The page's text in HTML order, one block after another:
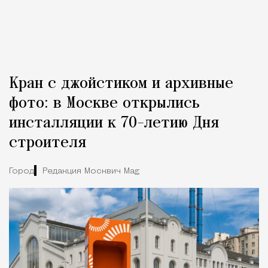
Кран с джойстиком и архивные
фото: в Москве открылись
инсталляции к 70-летию Дня
строителя
Город Редакция Москвич Mag